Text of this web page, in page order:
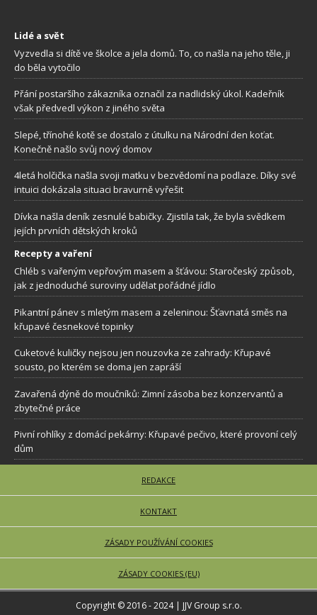
Lidé a svět
Vyzvedla si dítě ve školce a jela domů. To, co našla na jeho těle, ji
do běla vytočilo
Přání postaršího zákazníka označil za nadlidský úkol. Kadeřník
však předvedl výkon z jiného světa
Slepé, třínohé kotě se dostalo z útulku na Národní den koťat.
Konečně našlo svůj nový domov
4letá holčička našla svoji matku v bezvědomí na podlaze. Díky své
intuici dokázala situaci bravurně vyřešit
Dívka našla deník zesnulé babičky. Zjistila tak, že byla svědkem
jejích prvních dětských kroků
Recepty a vaření
Chléb s vařeným vepřovým masem a šťávou: Staročeský způsob,
jak z jednoduché suroviny udělat pořádné jídlo
Pikantní pánev s mletým masem a zeleninou: Šťavnatá směs na
křupavé česnekové topinky
Cuketové kuličky nejsou jen nouzovka ze zahrady: Křupavé
sousto, po kterém se doma jen zapráší
Zavařená dýně do moučníků: Zimní zásoba bez konzervantů a
zbytečné práce
Pivní rohlíky z domácí pekárny: Křupavé pečivo, které provoní celý
dům
REDAKCE
KONTAKT
ZÁSADY POUŽÍVÁNÍ COOKIES
ZÁSADY COOKIES (EU)
Copyright © 2016 - 2024 | JJV Group s.r.o.